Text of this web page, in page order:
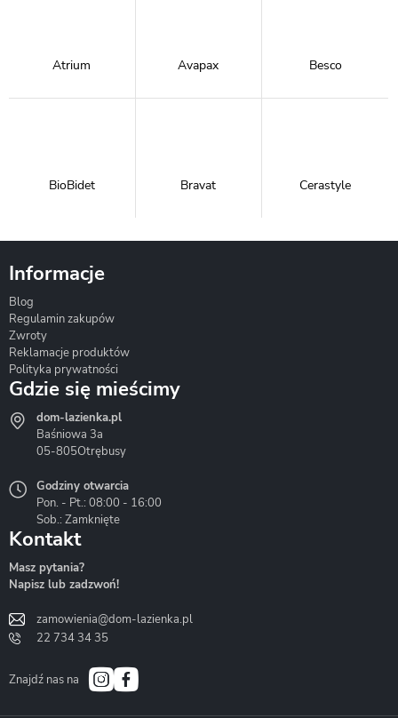
Atrium Avapax Besco
BioBidet Bravat Cerastyle
Hydrostop
Liveno
Bath&Spa
Informacje
Blog
Regulamin zakupów
Zwroty
Reklamacje produktów
Polityka prywatności
Gdzie się mieścimy
dom-lazienka.pl
Baśniowa 3a
05-805Otrębusy
Godziny otwarcia
Pon. - Pt.: 08:00 - 16:00
Sob.: Zamknięte
Kontakt
Masz pytania?
Napisz lub zadzwoń!
zamowienia@dom-lazienka.pl
22 734 34 35
Znajdź nas na